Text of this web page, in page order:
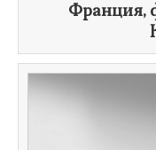
Франция,